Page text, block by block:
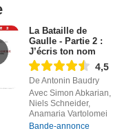
La Bataille de
Gaulle - Partie 2 :
J’écris ton nom
4,5
De Antonin Baudry
Avec Simon Abkarian,
Niels Schneider,
Anamaria Vartolomei
Bande-annonce